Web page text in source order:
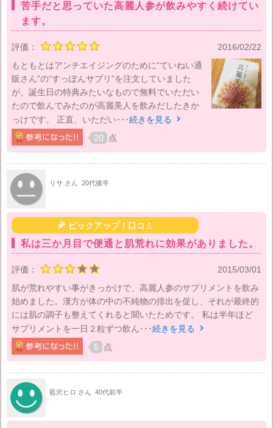
苦手だと思っていた高麗人参が飲みやすく続けてい
ます。
評価：
2016/02/22
もともとはアンチエイジングのために“ていねい通
販さん”の“すっぽんサプリ”を注文していました
が、誕生日の特典みたいなもので無料でいただい
たので飲んでみたのが高麗美人を飲みだしたきか
っけです。 正直、いただい･･･続きを見る 
20 点
リサ さん 20代後半
ピックアップ！口コミ
私は三か月目で便通と肌荒れに効果がありました。
評価：
2015/03/01
肌が荒れやすい事がきっかけで、高麗人参のサプリメントを飲み
始めました。漢方が体の中の不純物の排出を促し、それが最終的
には肌の調子も整えてくれると聞いたためです。 私は半年ほど
サプリメントを一日２粒ずつ飲ん･･･続きを見る 
5 点
藍沢ヒロ さん 40代前半